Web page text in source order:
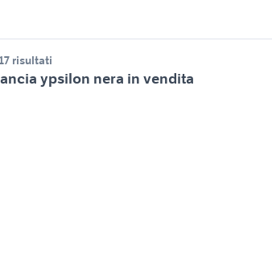
risultati
ypsilon nera in vendita